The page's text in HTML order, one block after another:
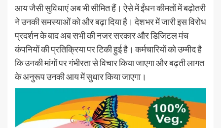
आय जैसी सुविधाएं अब भी सीमित हैं। ऐसे में ईंधन कीमतों में बढ़ोतरी
ने उनकी समस्याओं को और बढ़ा दिया है। देशभर में जारी इस विरोध
प्रदर्शन के बाद अब सभी की नजर सरकार और डिजिटल मंच
कंपनियों की प्रतिक्रिया पर टिकी हुई है। कर्मचारियों को उम्मीद है
कि उनकी मांगों पर गंभीरता से विचार किया जाएगा और बढ़ती लागत
के अनुरूप उनकी आय में सुधार किया जाएगा।